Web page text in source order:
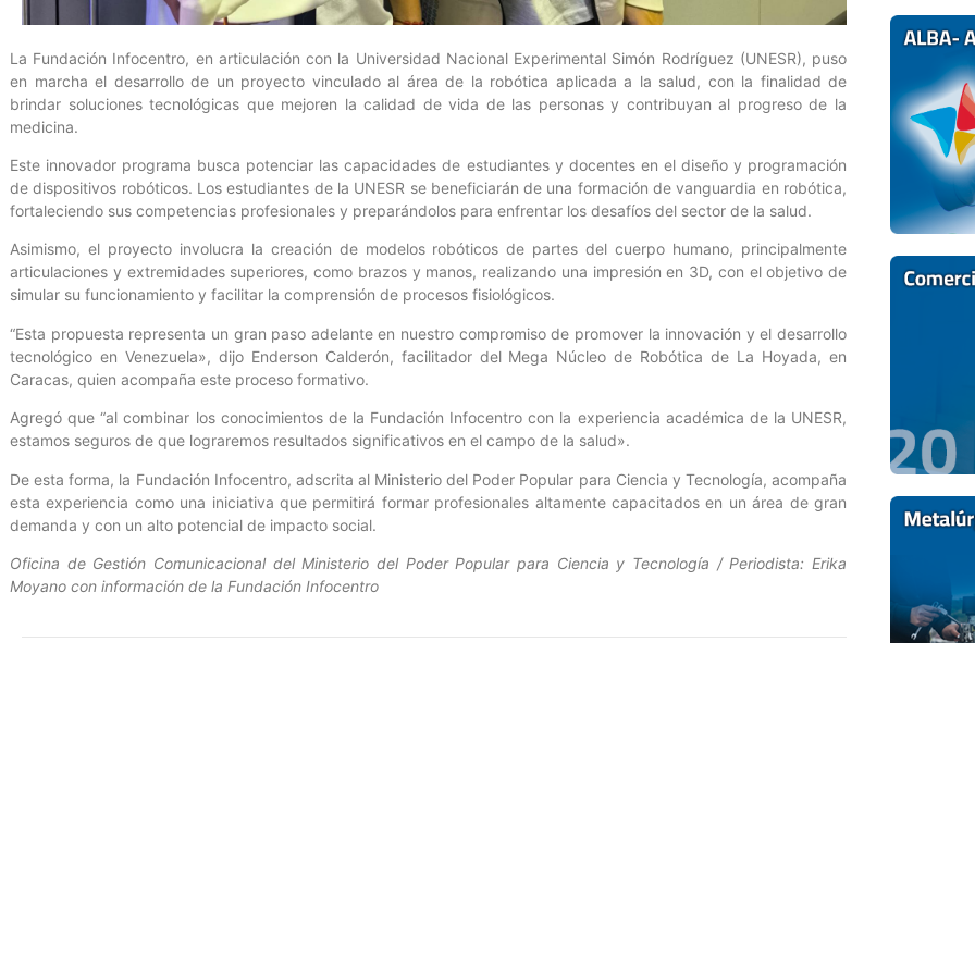
La Fundación Infocentro, en articulación con la Universidad Nacional Experimental Simón Rodríguez (UNESR), puso
en marcha el desarrollo de un proyecto vinculado al área de la robótica aplicada a la salud, con la finalidad de
brindar soluciones tecnológicas que mejoren la calidad de vida de las personas y contribuyan al progreso de la
medicina.
Este innovador programa busca potenciar las capacidades de estudiantes y docentes en el diseño y programación
de dispositivos robóticos. Los estudiantes de la UNESR se beneficiarán de una formación de vanguardia en robótica,
fortaleciendo sus competencias profesionales y preparándolos para enfrentar los desafíos del sector de la salud.
Asimismo, el proyecto involucra la creación de modelos robóticos de partes del cuerpo humano, principalmente
articulaciones y extremidades superiores, como brazos y manos, realizando una impresión en 3D, con el objetivo de
simular su funcionamiento y facilitar la comprensión de procesos fisiológicos.
“Esta propuesta representa un gran paso adelante en nuestro compromiso de promover la innovación y el desarrollo
tecnológico en Venezuela», dijo Enderson Calderón, facilitador del Mega Núcleo de Robótica de La Hoyada, en
Caracas, quien acompaña este proceso formativo.
Agregó que “al combinar los conocimientos de la Fundación Infocentro con la experiencia académica de la UNESR,
estamos seguros de que lograremos resultados significativos en el campo de la salud».
De esta forma, la Fundación Infocentro, adscrita al Ministerio del Poder Popular para Ciencia y Tecnología, acompaña
esta experiencia como una iniciativa que permitirá formar profesionales altamente capacitados en un área de gran
demanda y con un alto potencial de impacto social.
Oficina de Gestión Comunicacional del Ministerio del Poder Popular para Ciencia y Tecnología / Periodista: Erika
Moyano con información de la Fundación Infocentro